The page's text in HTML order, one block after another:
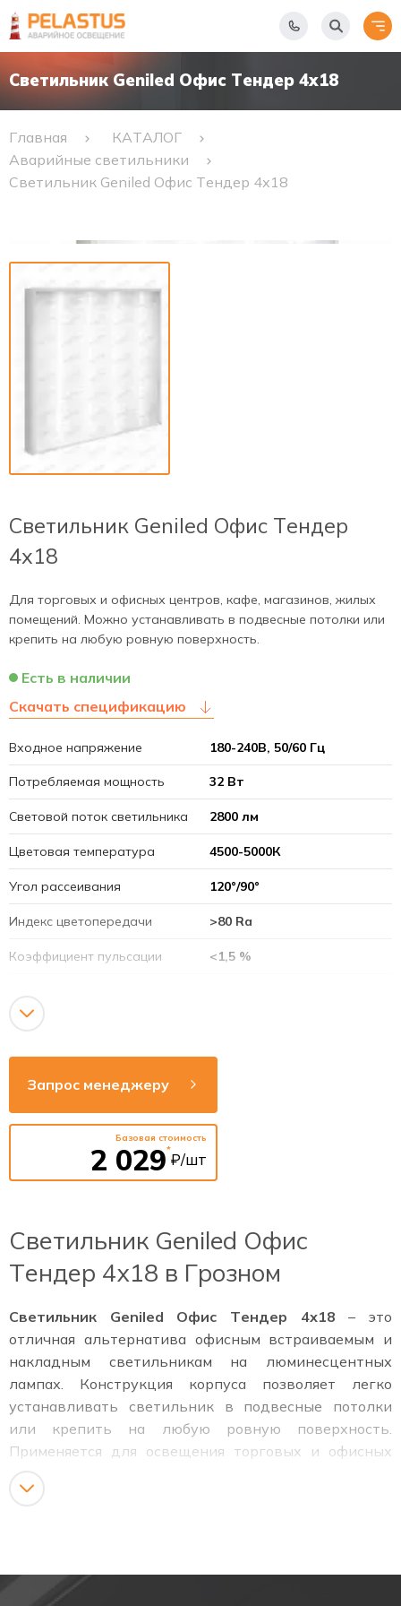
Светильник Geniled Офис Тендер 4х18
Главная
КАТАЛОГ
Аварийные светильники
Светильник Geniled Офис Тендер 4х18
Светильник Geniled Офис Тендер
4х18
Для торговых и офисных центров, кафе, магазинов, жилых
помещений. Можно устанавливать в подвесные потолки или
крепить на любую ровную поверхность.
Есть в наличии
Скачать спецификацию
Входное напряжение 180-240В, 50/60 Гц
Потребляемая мощность 32 Вт
Световой поток светильника 2800 лм
Цветовая температура 4500-5000К
Угол рассеивания 120°/90°
Индекс цветопередачи >80 Ra
Коэффициент пульсации <1,5 %
Рабочая температура от -40° до +40°С
Срок службы
Запрос менеджеру
Базовая стоимость
2 029*
₽/шт
Светильник Geniled Офис
Тендер 4х18 в Грозном
Светильник Geniled Офис Тендер 4х18– это
отличная альтернатива офисным встраиваемым и
накладным светильникам на люминесцентных
лампах. Конструкция корпуса позволяет легко
устанавливать светильник в подвесные потолки
или крепить на любую ровную поверхность.
Применяется для освещения торговых и офисных